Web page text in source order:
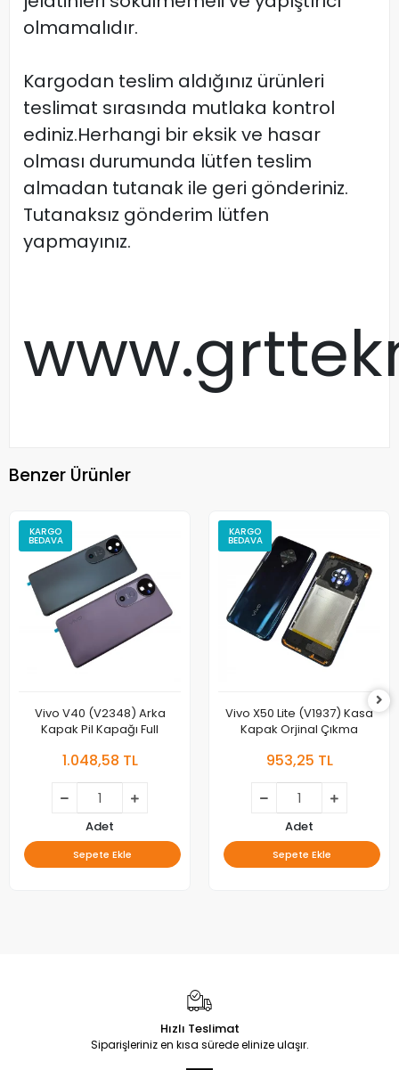
olmamalıdır.
Kargodan teslim aldığınız ürünleri
teslimat sırasında mutlaka kontrol
ediniz.Herhangi bir eksik ve hasar
olması durumunda lütfen teslim
almadan tutanak ile geri gönderiniz.
Tutanaksız gönderim lütfen
yapmayınız.
Benzer Ürünler
KARGO
BEDAVA
Vivo V40 (V2348) Arka
Kapak Pil Kapağı Full
1.048,58 TL
Adet
Sepete Ekle
KARGO
BEDAVA
Vivo X50 Lite (V1937) Kasa
Kapak Orjinal Çıkma
953,25 TL
Adet
Sepete Ekle
Hızlı Teslimat
Siparişleriniz en kısa sürede elinize ulaşır.